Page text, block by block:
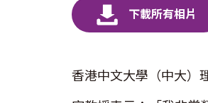
香港中文大學（中大）